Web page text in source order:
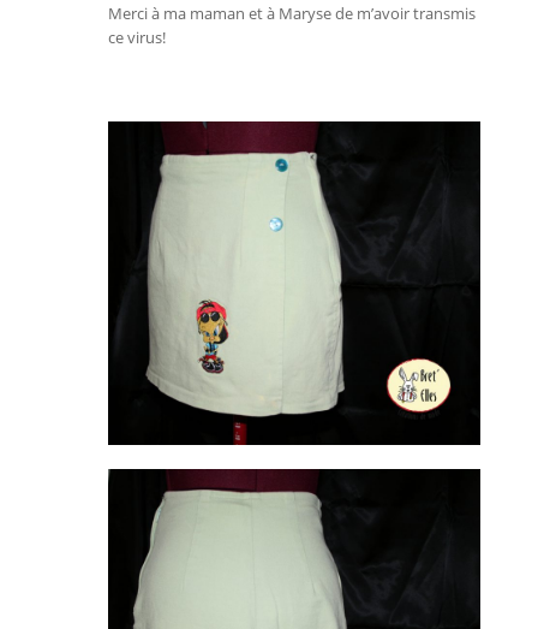
Merci à ma maman et à Maryse de m’avoir transmis
ce virus!